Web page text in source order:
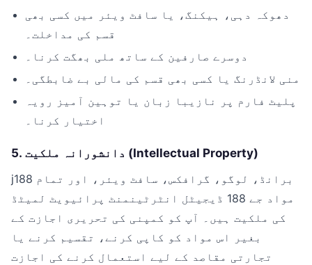
دھوکہ دہی، ہیکنگ، یا سافٹ ویئر میں کسی بھی
قسم کی مداخلت۔
دوسرے صارفین کے ساتھ ملی بھگت کرنا۔
منی لانڈرنگ یا کسی بھی قسم کی مالی بے ضابطگی۔
پلیٹ فارم پر نازیبا زبان یا توہین آمیز رویہ
اختیار کرنا۔
5. دانشورانہ ملکیت (Intellectual Property)
j188 برانڈ، لوگو، گرافکس، سافٹ ویئر، اور تمام
مواد جے 188 ڈیجیٹل انٹرٹینمنٹ پرائیویٹ لمیٹڈ
کی ملکیت ہیں۔ آپ کو کمپنی کی تحریری اجازت کے
بغیر اس مواد کو کاپی کرنے، تقسیم کرنے یا
تجارتی مقاصد کے لیے استعمال کرنے کی اجازت